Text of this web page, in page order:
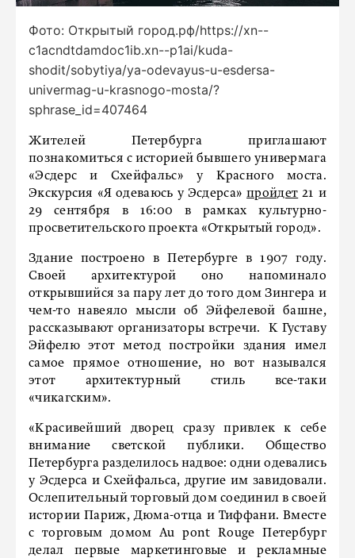
Фото: Открытый город.рф/https://xn--
c1acndtdamdoc1ib.xn--p1ai/kuda-
shodit/sobytiya/ya-odevayus-u-esdersa-
univermag-u-krasnogo-mosta/?
sphrase_id=407464
Жителей Петербурга приглашают
познакомиться с историей бывшего универмага
«Эсдерс и Схейфальс» у Красного моста.
Экскурсия «Я одеваюсь у Эсдерса»пройдет 21 и
29 сентября в 16:00 в рамках культурно-
просветительского проекта «Открытый город».
Здание построено в Петербурге в 1907 году.
Своей архитектурой оно напоминало
открывшийся за пару лет до того дом Зингера и
чем-то навеяло мысли об Эйфелевой башне,
рассказывают организаторы встречи. К Густаву
Эйфелю этот метод постройки здания имел
самое прямое отношение, но вот назывался
этот архитектурный стиль все-таки
«чикагским».
«Красивейший дворец сразу привлек к себе
внимание светской публики. Общество
Петербурга разделилось надвое: одни одевались
у Эсдерса и Схейфальса, другие им завидовали.
Ослепительный торговый дом соединил в своей
истории Париж, Дюма-отца и Тиффани. Вместе
с торговым домом Au pont Rouge Петербург
делал первые маркетинговые и рекламные